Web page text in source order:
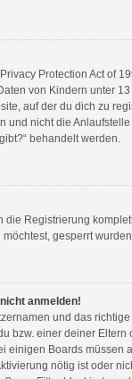
Protection Act of
von Kindern unter
auf der du dich zu
und nicht die
behandelt werden.
die Registrierung
gesperrt
anmelden!
und das
bzw. einer deiner
einigen Boards
nötig ist oder